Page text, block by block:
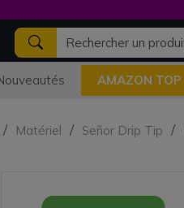
AMAZON TOP
Matériel Señor Drip Tip